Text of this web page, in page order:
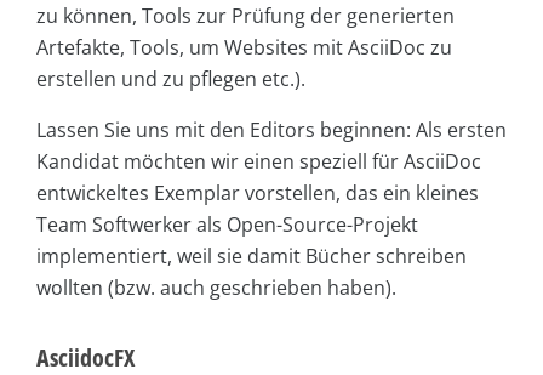
zu können, Tools zur Prüfung der generierten
Artefakte, Tools, um Websites mit AsciiDoc zu
erstellen und zu pflegen etc.).
Lassen Sie uns mit den Editors beginnen: Als ersten
Kandidat möchten wir einen speziell für AsciiDoc
entwickeltes Exemplar vorstellen, das ein kleines
Team Softwerker als Open-Source-Projekt
implementiert, weil sie damit Bücher schreiben
wollten (bzw. auch geschrieben haben).
AsciidocFX